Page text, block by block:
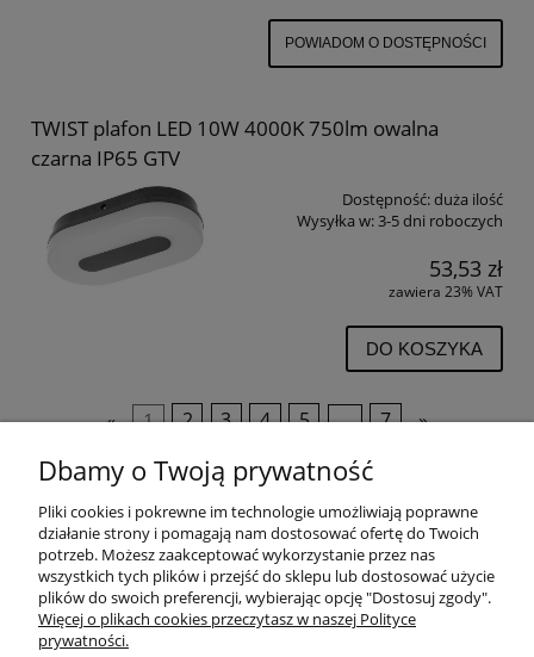
POWIADOM O DOSTĘPNOŚCI
TWIST plafon LED 10W 4000K 750lm owalna
czarna IP65 GTV
Dostępność:duża ilość
Wysyłka w:3-5 dni roboczych
53,53 zł
zawiera 23% VAT
DO KOSZYKA
« 1 2 3 4 5 ... 7 »
POMOC
PŁATNOŚCI I DOSTAWA
Dbamy o Twoją prywatność
Pliki cookies i pokrewne im technologie umożliwiają poprawne
działanie strony i pomagają nam dostosować ofertę do Twoich
potrzeb. Możesz zaakceptować wykorzystanie przez nas
wszystkich tych plików i przejść do sklepu lub dostosować użycie
plików do swoich preferencji, wybierając opcję "Dostosuj zgody".
Więcej o plikach cookies przeczytasz w naszej Polityce
prywatności.